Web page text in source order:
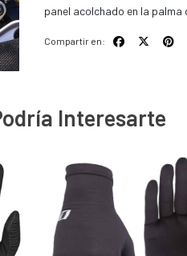
panel acolchado en la
Compartir en:
Interesarte